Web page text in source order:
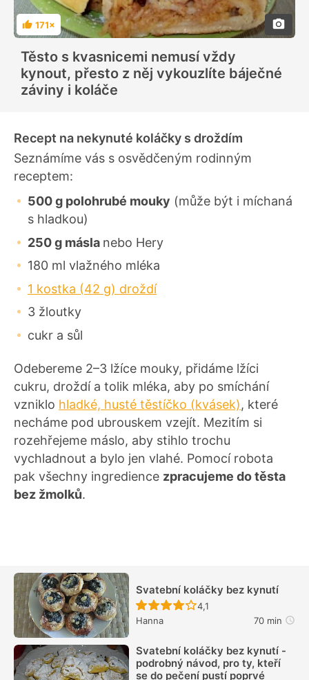
H
o
n
o
c
n
171×
Těsto s kvasnicemi nemusí vždy
kynout, přesto z něj vykouzlíte báječné
záviny i koláče
Recept na nekynuté koláčky s droždím
Seznámíme vás s osvědčeným rodinným
receptem:
500 g polohrubé mouky (může být i míchaná
s hladkou)
250 g másla nebo Hery
180 ml vlažného mléka
1 kostka (42 g) droždí
3 žloutky
cukr a sůl
Odebereme 2–3 lžíce mouky, přidáme lžíci
cukru, droždí a tolik mléka, aby po smíchání
vzniklo hladké, husté těstíčko (kvásek), které
necháme pod ubrouskem vzejít. Mezitím si
rozehřejeme máslo, aby stihlo trochu
vychladnout a bylo jen vlahé. Pomocí robota
pak všechny ingredience zpracujeme do těsta
bez žmolků.
Svatební koláčky bez kynutí
Recept ještě nebyl
4,1
Hanna
70 min
Svatební koláčky bez kynutí -
podrobný návod, pro ty, kteří
se do pečení pustí poprvé